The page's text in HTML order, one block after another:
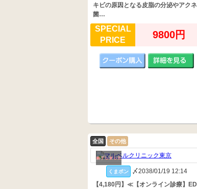
キビの原因となる皮脂の分泌やアクネ
菌…
SPECIAL
PRICE
9800円
全国 その他
くまポン
〆2038/01/19 12:14
【4,180円】≪【オンライン診療】ED